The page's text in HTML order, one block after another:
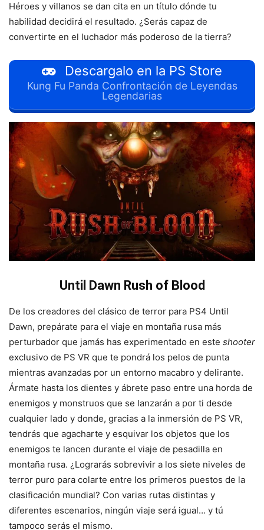
Héroes y villanos se dan cita en un título dónde tu
habilidad decidirá el resultado. ¿Serás capaz de
convertirte en el luchador más poderoso de la tierra?
Descargalo en la PS Store
Kung Fu Panda Confrontación de Leyendas
Legendarias
Until Dawn Rush of Blood
De los creadores del clásico de terror para PS4 Until
Dawn, prepárate para el viaje en montaña rusa más
perturbador que jamás has experimentado en este shooter
exclusivo de PS VR que te pondrá los pelos de punta
mientras avanzadas por un entorno macabro y delirante.
Ármate hasta los dientes y ábrete paso entre una horda de
enemigos y monstruos que se lanzarán a por ti desde
cualquier lado y donde, gracias a la inmersión de PS VR,
tendrás que agacharte y esquivar los objetos que los
enemigos te lancen durante el viaje de pesadilla en
montaña rusa. ¿Lograrás sobrevivir a los siete niveles de
terror puro para colarte entre los primeros puestos de la
clasificación mundial? Con varias rutas distintas y
diferentes escenarios, ningún viaje será igual… y tú
tampoco serás el mismo.